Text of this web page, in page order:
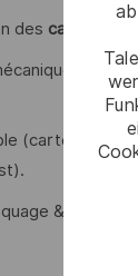
des cartes
(cartes et/ou
&